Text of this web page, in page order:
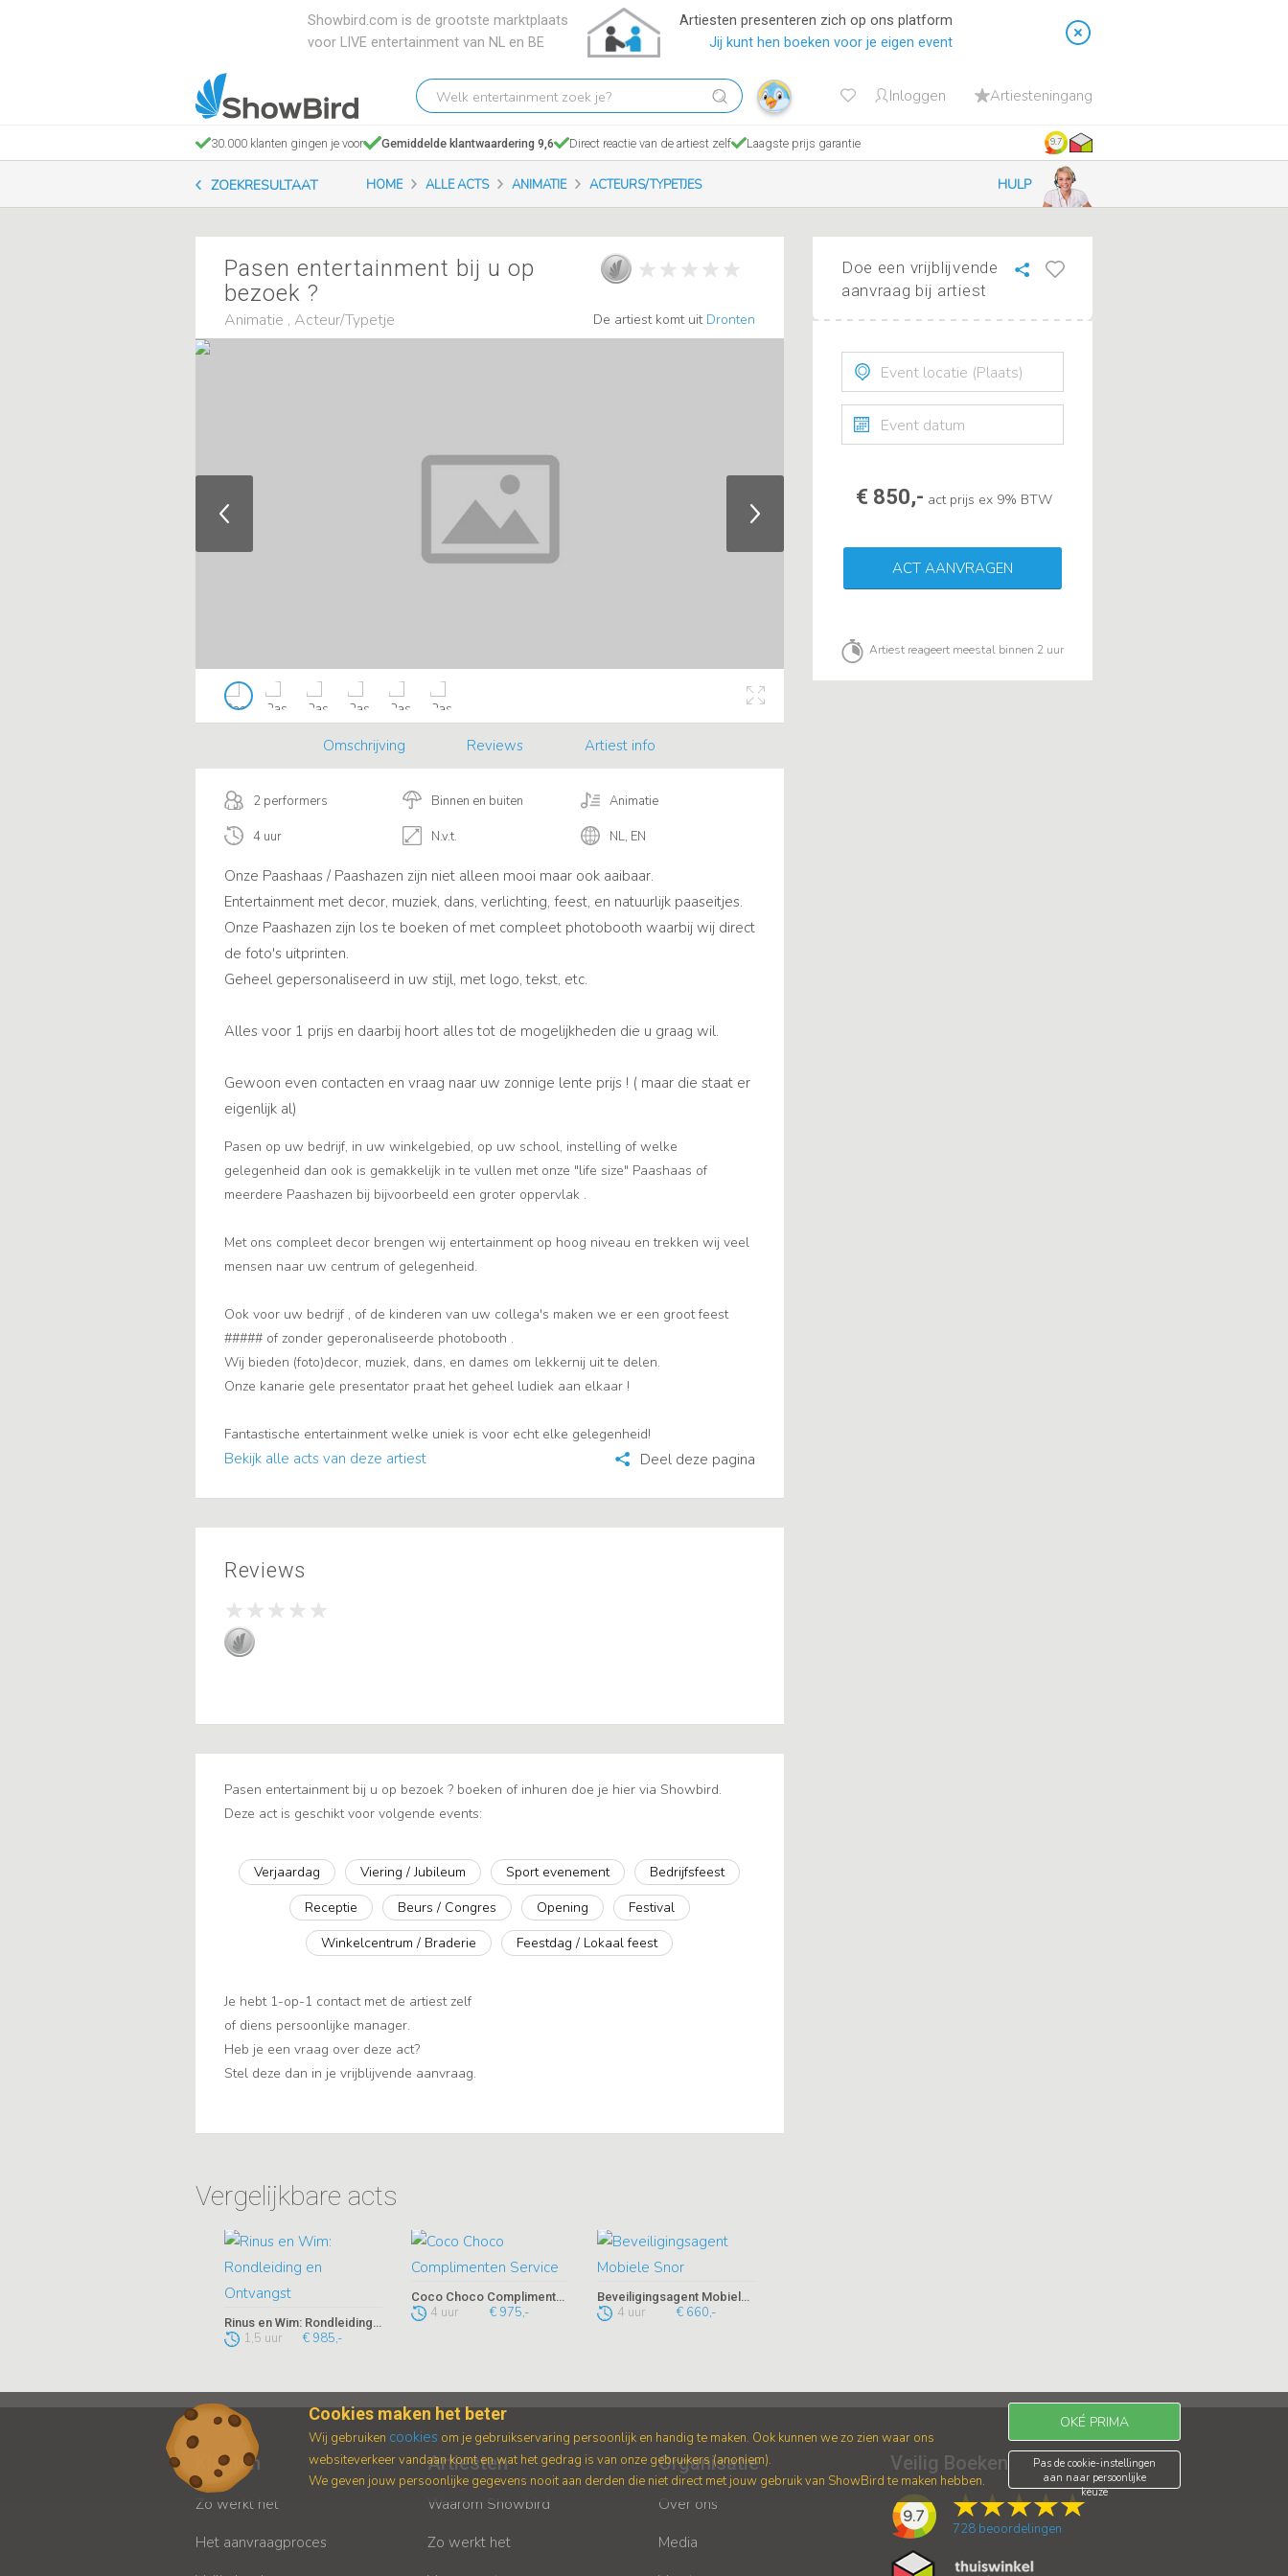
Showbird.com is de grootste marktplaats
voor LIVE entertainment van NL en BE
Artiesten presenteren zich op ons platform
Jij kunt hen boeken voor je eigen event
Welk
entertainment
zoek
je?
Inloggen Artiesteningang
30.000 klanten gingen je voor Gemiddelde klantwaardering 9,6 Direct reactie van de artiest zelf Laagste prijs garantie 9.7
ZOEKRESULTAAT HOME ALLE ACTS ANIMATIE ACTEURS/TYPETJES HULP
Pasen entertainment bij u op
bezoek ?
Animatie , Acteur/Typetje De artiest komt uit Dronten
Omschrijving Reviews Artiest info
2 performers Binnen en buiten Animatie
4 uur N.v.t. NL, EN
Onze Paashaas / Paashazen zijn niet alleen mooi maar ook aaibaar.
Entertainment met decor, muziek, dans, verlichting, feest, en natuurlijk paaseitjes.
Onze Paashazen zijn los te boeken of met compleet photobooth waarbij wij direct
de foto's uitprinten.
Geheel gepersonaliseerd in uw stijl, met logo, tekst, etc.
Alles voor 1 prijs en daarbij hoort alles tot de mogelijkheden die u graag wil.
Gewoon even contacten en vraag naar uw zonnige lente prijs ! ( maar die staat er
eigenlijk al)
Pasen op uw bedrijf, in uw winkelgebied, op uw school, instelling of welke
gelegenheid dan ook is gemakkelijk in te vullen met onze "life size" Paashaas of
meerdere Paashazen bij bijvoorbeeld een groter oppervlak .
Met ons compleet decor brengen wij entertainment op hoog niveau en trekken wij veel
mensen naar uw centrum of gelegenheid.
Ook voor uw bedrijf , of de kinderen van uw collega's maken we er een groot feest
##### of zonder geperonaliseerde photobooth .
Wij bieden (foto)decor, muziek, dans, en dames om lekkernij uit te delen.
Onze kanarie gele presentator praat het geheel ludiek aan elkaar !
Fantastische entertainment welke uniek is voor echt elke gelegenheid!
Bekijk alle acts van deze artiest Deel deze pagina
Reviews
Pasen entertainment bij u op bezoek ? boeken of inhuren doe je hier via Showbird.
Deze act is geschikt voor volgende events:
Verjaardag Viering / Jubileum Sport evenement
Bedrijfsfeest
Receptie
Beurs / Congres Opening
Festival
Winkelcentrum / Braderie
Feestdag / Lokaal feest
Je hebt 1-op-1 contact met de artiest zelf
of diens persoonlijke manager.
Heb je een vraag over deze act?
Stel deze dan in je vrijblijvende aanvraag.
Vergelijkbare acts
Rinus en Wim: Rondleiding en Ontvangst
1,5 uur € 985,-
Coco Choco Complimenten Service
4 uur € 975,-
Beveiligingsagent Mobiele Snor
4 uur € 660,-
Doe een vrijblijvende
aanvraag bij artiest
€ 850,- act prijs ex 9% BTW
ACT AANVRAGEN
Artiest reageert meestal binnen 2 uur
Klanten
Zo werkt het
Het aanvraagproces
Artiesten
Waarom Showbird
Zo werkt het
Organisatie
Over ons
Media
Veilig Boeken
9.7
728beoordelingen
Cookies maken het beter
Wij gebruiken cookies om je gebruikservaring persoonlijk en handig te maken. Ook kunnen we zo zien waar ons
websiteverkeer vandaan komt en wat het gedrag is van onze gebruikers (anoniem).
We geven jouw persoonlijke gegevens nooit aan derden die niet direct met jouw gebruik van ShowBird te maken hebben.
OKÉ PRIMA
Pas de cookie-instellingen
aan naar persoonlijke
keuze